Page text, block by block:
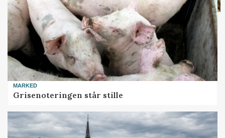
MARKED
Grisenoteringen står stille